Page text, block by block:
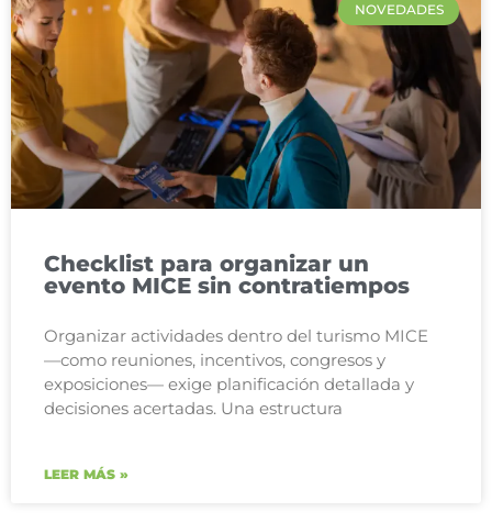
NOVEDADES
Checklist para organizar un
evento MICE sin contratiempos
Organizar actividades dentro del turismo MICE
—como reuniones, incentivos, congresos y
exposiciones— exige planificación detallada y
decisiones acertadas. Una estructura
LEER MÁS »